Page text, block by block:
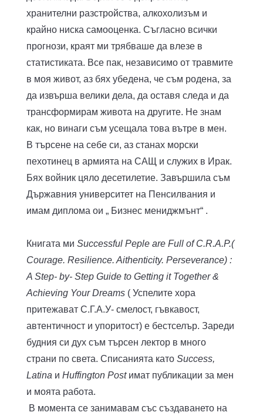
хранителни разстройства, алкохолизъм и
крайно ниска самооценка. Съгласно всички
прогнози, краят ми трябваше да влезе в
статистиката. Все пак, независимо от травмите
в моя живот, аз бях убедена, че съм родена, за
да извърша велики дела, да оставя следа и да
трансформирам живота на другите. Не знам
как, но винаги съм усещала това вътре в мен.
В търсене на себе си, аз станах морски
пехотинец в армията на САЩ и служих в Ирак.
Бях войник цяло десетилетие. Завършила съм
Държавния университет на Пенсилвания и
имам диплома ои „ Бизнес мениджмънт“ .
Книгата ми Successful Peple are Full of C.R.A.P.(
Courage. Resilience. Aithenticity. Perseverance) :
A Step- by- Step Guide to Getting it Together &
Achieving Your Dreams( Успелите хора
притежават С.Г.А.У- смелост, гъвкавост,
автентичност и упоритост) е бестселър. Зареди
будния си дух съм търсен лектор в много
страни по света. Списанията като Success,
Latina и Huffington Postимат публикации за мен
и моята работа.
В момента се занимавам със създаването на